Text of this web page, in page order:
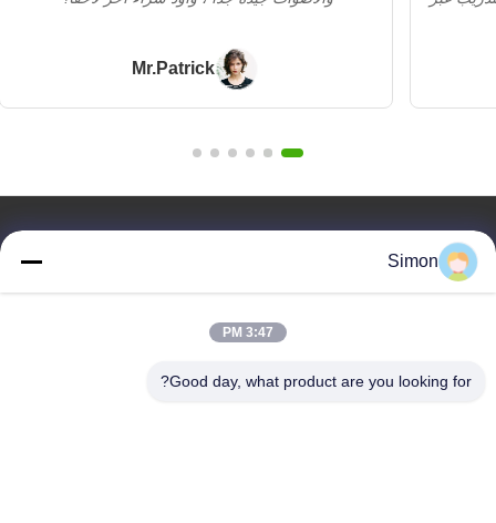
Mr.Patrick
فيديوهات
مدونة
Simon
3:47 PM
Good day, what product are you looking for?